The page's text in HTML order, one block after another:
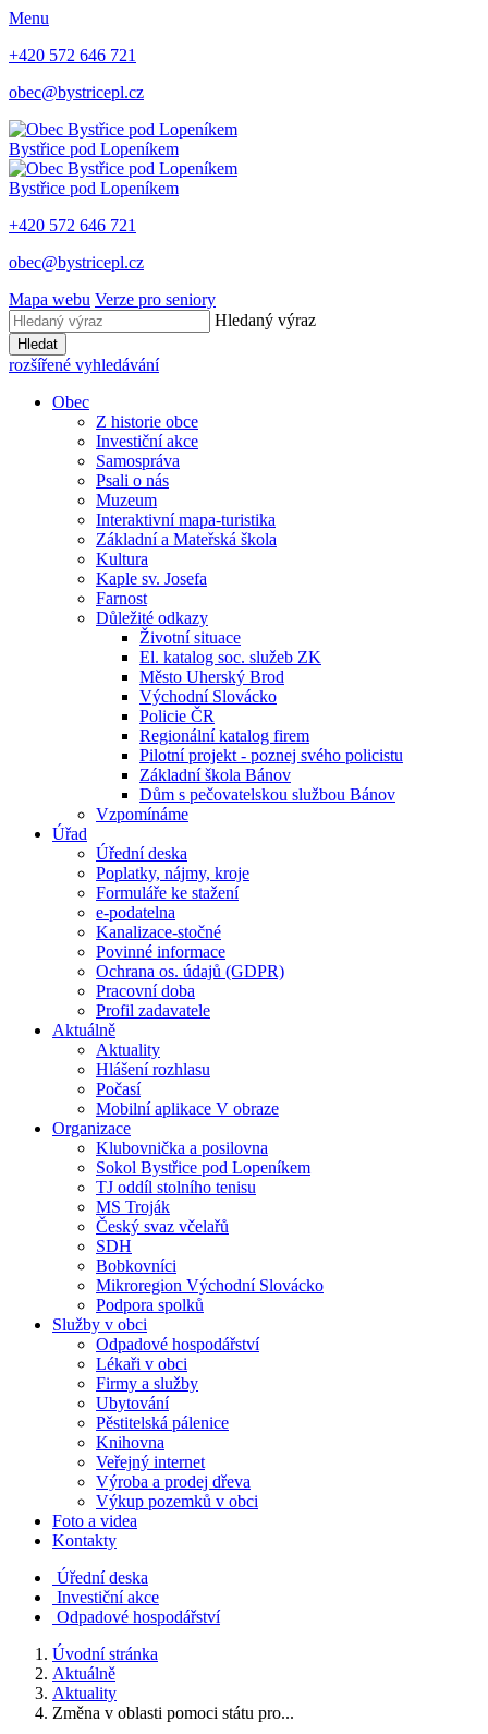
Menu
+420 572 646 721
obec@bystricepl.cz
Bystřice pod Lopeníkem
Bystřice pod Lopeníkem
+420 572 646 721
obec@bystricepl.cz
Mapa webu Verze pro seniory
Hledaný výraz
Hledat
rozšířené vyhledávání
Obec
Z historie obce
Investiční akce
Samospráva
Psali o nás
Muzeum
Interaktivní mapa-turistika
Základní a Mateřská škola
Kultura
Kaple sv. Josefa
Farnost
Důležité odkazy
Životní situace
El. katalog soc. služeb ZK
Město Uherský Brod
Východní Slovácko
Policie ČR
Regionální katalog firem
Pilotní projekt - poznej svého policistu
Základní škola Bánov
Dům s pečovatelskou službou Bánov
Vzpomínáme
Úřad
Úřední deska
Poplatky, nájmy, kroje
Formuláře ke stažení
e-podatelna
Kanalizace-stočné
Povinné informace
Ochrana os. údajů (GDPR)
Pracovní doba
Profil zadavatele
Aktuálně
Aktuality
Hlášení rozhlasu
Počasí
Mobilní aplikace V obraze
Organizace
Klubovnička a posilovna
Sokol Bystřice pod Lopeníkem
TJ oddíl stolního tenisu
MS Troják
Český svaz včelařů
SDH
Bobkovníci
Mikroregion Východní Slovácko
Podpora spolků
Služby v obci
Odpadové hospodářství
Lékaři v obci
Firmy a služby
Ubytování
Pěstitelská pálenice
Knihovna
Veřejný internet
Výroba a prodej dřeva
Výkup pozemků v obci
Foto a videa
Kontakty
Úřední deska
Investiční akce
Odpadové hospodářství
Úvodní stránka
Aktuálně
Aktuality
Změna v oblasti pomoci státu pro...